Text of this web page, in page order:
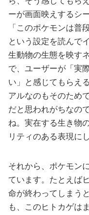
ーが画面映えするシ
「このポケモンは普
という設定を読んで
生動物の生態を映す
で、ユーザーが「実
い」と感じてもらえ
アルなのもそのため
だと思われがちなの
ね。実在する生き物
リティのある表現に
それから、ポケモン
ています。たとえば
命が終わってしまう
も、このヒトカゲは